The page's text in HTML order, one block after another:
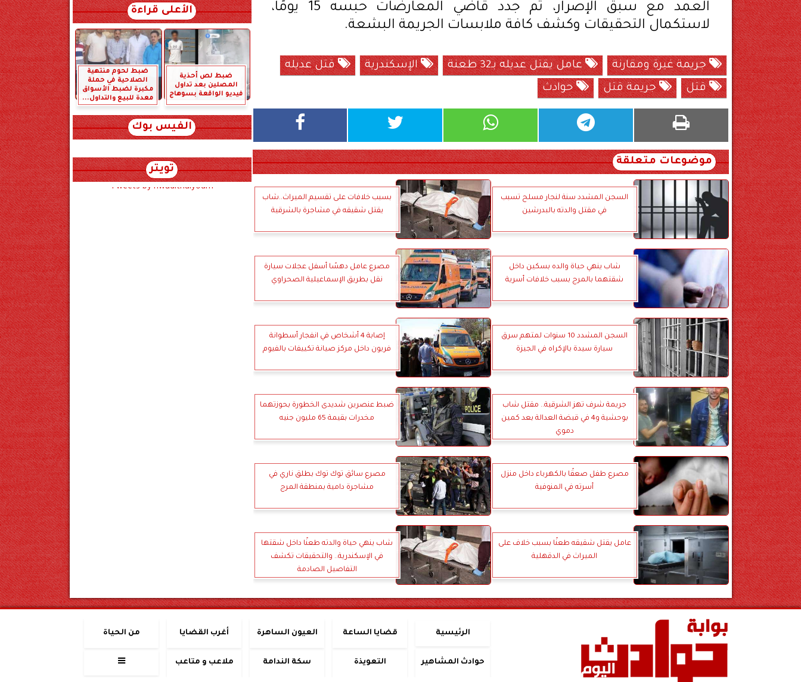
العمد مع سبق الإصرار، ثم جدد قاضي المعارضات حبسه 15 يومًا،
لاستكمال التحقيقات وكشف كافة ملابسات الجريمة البشعة.
جريمة غيرة ومقارنة عامل يقتل عديله بـ32 طعنة الإسكندرية
قتل عديله
قتل
جريمة قتل حوادث
موضوعات متعلقة
السجن المشدد سنة لنجار مسلح تسبب
في مقتل والدته بالبدرشين
بسبب خلافات على تقسيم الميراث..شاب
يقتل شقيقه في مشاجرة بالشرقية
شاب ينهي حياة والده بسكين داخل
شقتهما بالمرج بسبب خلافات أسرية
مصرع عامل دهسًا أسفل عجلات سيارة
نقل بطريق الإسماعيلية الصحراوي
السجن المشدد 10 سنوات لمتهم سرق
سيارة سيدة بالإكراه في الجيزة
إصابة 4 أشخاص في انفجار أسطوانة
فريون داخل مركز صيانة تكييفات بالفيوم
جريمة شرف تهز الشرقية.. مقتل شاب
بوحشية و4 في قبضة العدالة بعد كمين
دموي
ضبط عنصرين شديدى الخطورة بحوزتهما
مخدرات بقيمة 65 مليون جنيه
مصرع طفل صعقًا بالكهرباء داخل منزل
أسرته في المنوفية
مصرع سائق توك توك بطلق ناري في
مشاجرة دامية بمنطقة المرج
عامل يقتل شقيقه طعنًا بسبب خلاف على
الميراث في الدقهلية
شاب ينهي حياة والدته طعنًا داخل شقتها
في الإسكندرية.. والتحقيقات تكشف
التفاصيل الصادمة
الأعلى قراءة
ضبط لص أحذية
المصلين بعد تداول
فيديو الواقعة بسوهاج
ضبط لحوم منتهية
الصلاحية في حملة
مكبرة لضبط الأسواق
معدة للبيع والتداول...
الفيس بوك
تويتر
Tweets by hwadithalyoum
الرئيسية قضايا الساعة العيون الساهرة أغرب القضايا من الحياة
حوادث المشاهير التعويذة سكة الندامة ملاعب و متاعب 